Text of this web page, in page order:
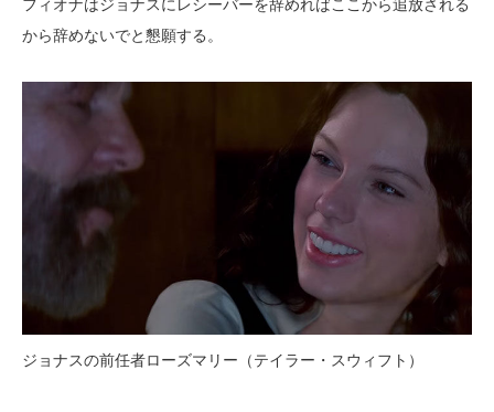
フィオナはジョナスにレシーバーを辞めればここから追放される
から辞めないでと懇願する。
ジョナスの前任者ローズマリー（テイラー・スウィフト）